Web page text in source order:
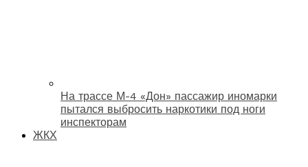
На трассе М-4 «Дон» пассажир иномарки
пытался выбросить наркотики под ноги
инспекторам
ЖКХ